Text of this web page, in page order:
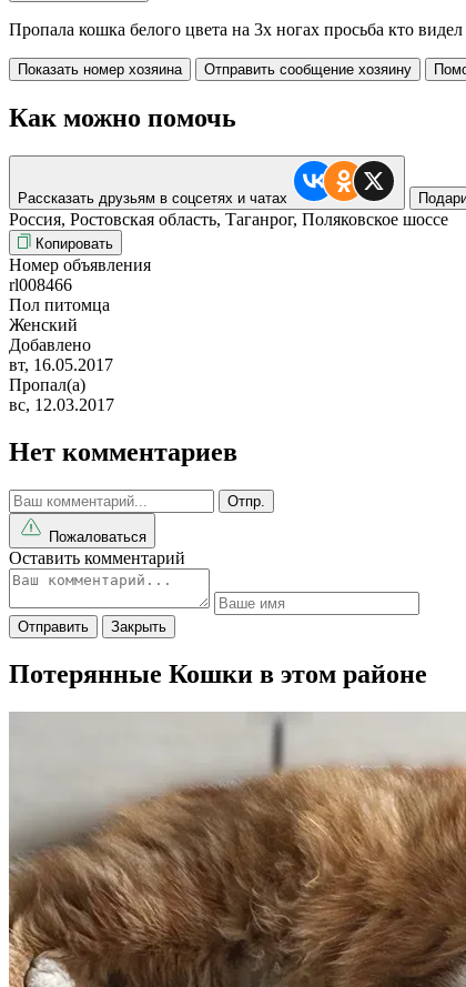
Пропала кошка белого цвета на 3х ногах просьба кто
Показать номер хозяина Отправить сообщение хозяину
Как можно помочь
Рассказать друзьям в соцсетях и чатах
Россия, Ростовская область, Таганрог, Поляковское шоссе
Копировать
Номер объявления
rl008466
Пол питомца
Женский
Добавлено
вт, 16.05.2017
Пропал(а)
вс, 12.03.2017
Нет комментариев
Отпр.
Пожаловаться
Оставить комментарий
Отправить Закрыть
Потерянные Кошки в этом районе